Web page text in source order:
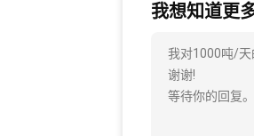
我想知道更
我对1000吨/天
谢谢!
等待你的回复。